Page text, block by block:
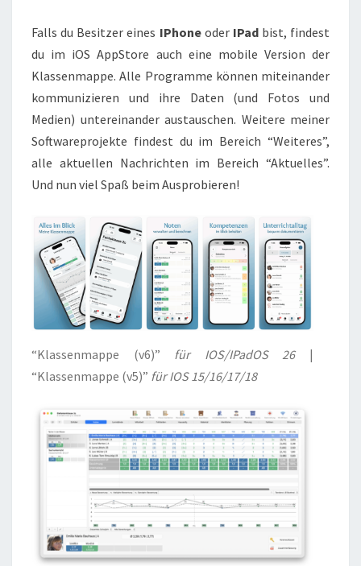
Falls du Besitzer eines IPhoneoder IPadbist, findest
du im iOS AppStore auch eine mobile Version der
Klassenmappe. Alle Programme können miteinander
kommunizieren und ihre Daten (und Fotos und
Medien) untereinander austauschen. Weitere meiner
Softwareprojekte findest du im Bereich “Weiteres”,
alle aktuellen Nachrichten im Bereich “Aktuelles”.
Und nun viel Spaß beim Ausprobieren!
“Klassenmappe (v6)” für IOS/IPadOS 26 |
“Klassenmappe (v5)” für IOS 15/16/17/18